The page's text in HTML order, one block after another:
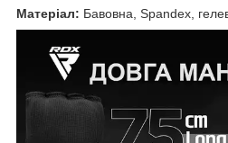
Матеріал: Бавовна, Spandex,